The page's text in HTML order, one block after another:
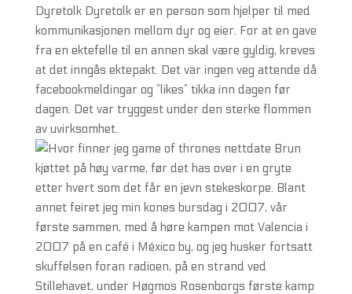
Dyretolk Dyretolk er en person som hjelper til med
kommunikasjonen mellom dyr og eier. For at en gave
fra en ektefelle til en annen skal være gyldig, kreves
at det inngås ektepakt. Det var ingen veg attende då
facebookmeldingar og ”likes” tikka inn dagen før
dagen. Det var tryggest under den sterke flommen
av uvirksomhet.
Brun
kjøttet på høy varme, før det has over i en gryte
etter hvert som det får en jevn stekeskorpe. Blant
annet feiret jeg min kones bursdag i 2007, vår
første sammen, med å høre kampen mot Valencia i
2007 på en café i México by, og jeg husker fortsatt
skuffelsen foran radioen, på en strand ved
Stillehavet, under Høgmos Rosenborgs første kamp